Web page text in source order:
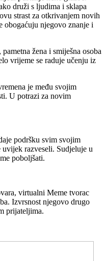
druži s ljudima i sklapa
strast za otkrivanjem novih
obogaćuju njegovo znanje i
žena i smiješna osoba
vrijeme se raduje učenju iz
je među svojim
U potrazi za novim
podršku svim svojim
razveseli. Sudjeluje u
poboljšati.
virtualni Meme tvorac
Izvrsnost njegovo drugo
prijateljima.